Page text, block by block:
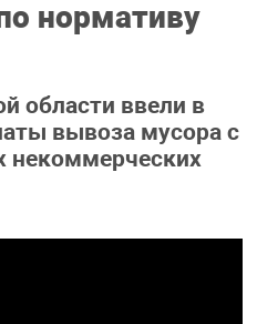
нормативу
области ввели в
вывоза мусора с
некоммерческих